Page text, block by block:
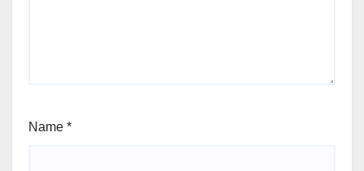
Name *